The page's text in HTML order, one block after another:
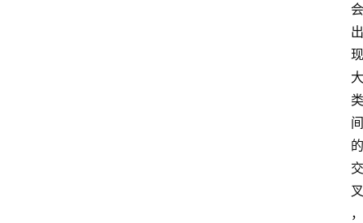
会
出
现
大
类
间
的
交
叉
，